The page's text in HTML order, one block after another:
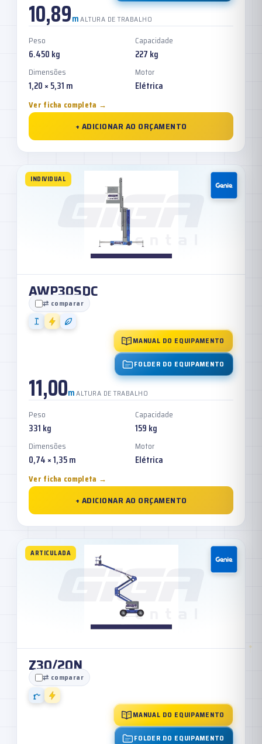
10,89mALTURA DE TRABALHO
Peso
6.450 kg
Capacidade
227 kg
Dimensões
1,20 × 5,31 m
Motor
Elétrica
Ver ficha completa →
+ ADICIONAR AO ORÇAMENTO
INDIVIDUAL
AWP30SDC
⇄ comparar
MANUAL DO EQUIPAMENTO
FOLDER DO EQUIPAMENTO
11,00mALTURA DE TRABALHO
Peso
331 kg
Capacidade
159 kg
Dimensões
0,74 × 1,35 m
Motor
Elétrica
Ver ficha completa →
+ ADICIONAR AO ORÇAMENTO
ARTICULADA
Z30/20N
⇄ comparar
MANUAL DO EQUIPAMENTO
FOLDER DO EQUIPAMENTO